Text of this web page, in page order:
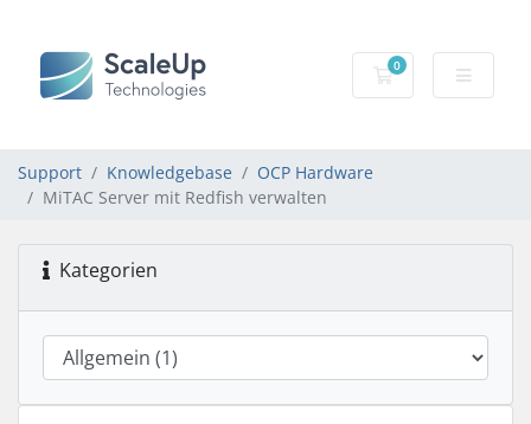
0
Mein Warenkorb
Support Knowledgebase
OCP Hardware
MiTAC Server mit Redfish verwalten
Kategorien